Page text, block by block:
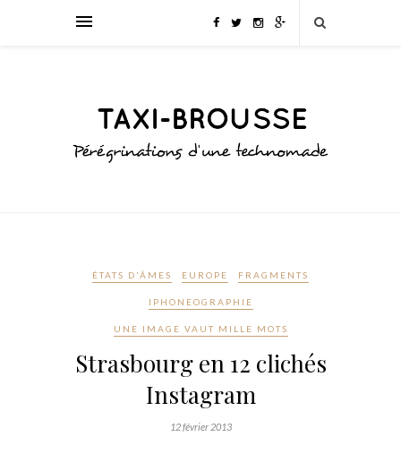
ÉTATS D'ÂMES EUROPE FRAGMENTS
IPHONEOGRAPHIE
UNE IMAGE VAUT MILLE MOTS
Strasbourg en 12 clichés
Instagram
12 février 2013